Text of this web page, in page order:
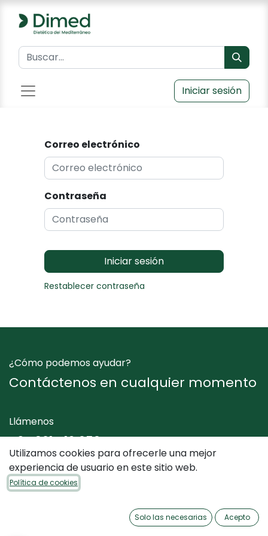
Iniciar sesión
Correo electrónico
Contraseña
Iniciar sesión
Restablecer contraseña
¿Cómo podemos ayudar?
Contáctenos en cualquier momento
Llámenos
+34 961 412 050
Envíenos un mensaje
Utilizamos cookies para ofrecerle una mejor
experiencia de usuario en este sitio web.
Política de cookies
Solo las necesarias Acepto